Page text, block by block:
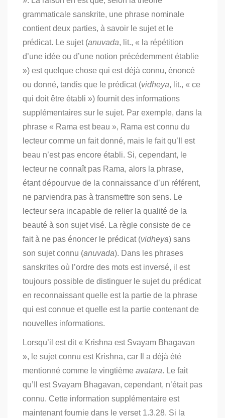
grammaticale sanskrite, une phrase nominale
contient deux parties, à savoir le sujet et le
prédicat. Le sujet (anuvada, lit., « la répétition
d’une idée ou d’une notion précédemment établie
») est quelque chose qui est déjà connu, énoncé
ou donné, tandis que le prédicat (vidheya, lit., « ce
qui doit être établi ») fournit des informations
supplémentaires sur le sujet. Par exemple, dans la
phrase « Rama est beau », Rama est connu du
lecteur comme un fait donné, mais le fait qu’Il est
beau n’est pas encore établi. Si, cependant, le
lecteur ne connaît pas Rama, alors la phrase,
étant dépourvue de la connaissance d’un référent,
ne parviendra pas à transmettre son sens. Le
lecteur sera incapable de relier la qualité de la
beauté à son sujet visé. La règle consiste de ce
fait à ne pas énoncer le prédicat (vidheya) sans
son sujet connu (anuvada). Dans les phrases
sanskrites où l’ordre des mots est inversé, il est
toujours possible de distinguer le sujet du prédicat
en reconnaissant quelle est la partie de la phrase
qui est connue et quelle est la partie contenant de
nouvelles informations.
Lorsqu’il est dit « Krishna est Svayam Bhagavan
», le sujet connu est Krishna, car Il a déjà été
mentionné comme le vingtième avatara. Le fait
qu’Il est Svayam Bhagavan, cependant, n’était pas
connu. Cette information supplémentaire est
maintenant fournie dans le verset 1.3.28. Si la